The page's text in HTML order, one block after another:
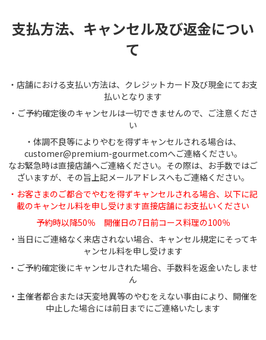
支払方法、キャンセル及び返金につい
て
・店舗における支払い方法は、クレジットカード及び現金にてお支
払いとなります
・ご予約確定後のキャンセルは一切できませんので、ご注意くださ
い
・体調不良等によりやむを得ずキャンセルされる場合は、
customer@premium-gourmet.comへご連絡ください。
なお緊急時は直接店舗へご連絡ください。その際は、お手数ではご
ざいますが、その旨上記メールアドレスへもご連絡ください。
・お客さまのご都合でやむを得ずキャンセルされる場合、以下に記
載のキャンセル料を申し受けます直接店舗にお支払いください
予約時以降50％ 開催日の7日前コース料理の100％
・当日にご連絡なく来店されない場合、キャンセル規定にそってキ
ャンセル料を申し受けます
・ご予約確定後にキャンセルされた場合、手数料を返金いたしませ
ん
・主催者都合または天変地異等のやむをえない事由により、開催を
中止した場合には前日までにご連絡いたします